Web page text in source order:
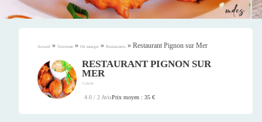
Accueil » Tourisme » Où manger » Restaurants » Restaurant Pignon sur Mer
RESTAURANT PIGNON SUR
MER
Créole
4.0 / 2 AvisPrix moyen : 35 €